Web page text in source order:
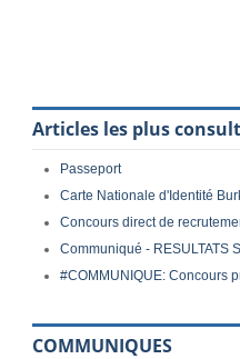
Articles les plus
Passeport
Carte Nationale d'Identité
Concours direct de
Communiqué - RESULTATS
#COMMUNIQUE: Concours
COMMUNIQUES